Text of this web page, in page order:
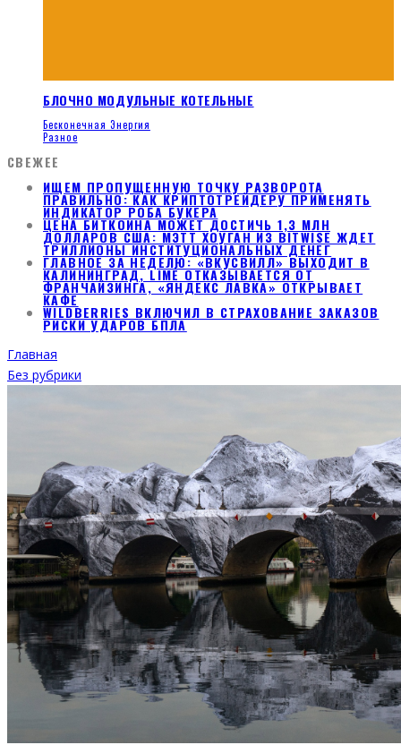
БЛОЧНО МОДУЛЬНЫЕ КОТЕЛЬНЫЕ
Бесконечная Энергия
Разное
СВЕЖЕЕ
ИЩЕМ ПРОПУЩЕННУЮ ТОЧКУ РАЗВОРОТА
ПРАВИЛЬНО: КАК КРИПТОТРЕЙДЕРУ ПРИМЕНЯТЬ
ИНДИКАТОР РОБА БУКЕРА
ЦЕНА БИТКОИНА МОЖЕТ ДОСТИЧЬ 1,3 МЛН
ДОЛЛАРОВ США: МЭТТ ХОУГАН ИЗ BITWISE ЖДЕТ
ТРИЛЛИОНЫ ИНСТИТУЦИОНАЛЬНЫХ ДЕНЕГ
ГЛАВНОЕ ЗА НЕДЕЛЮ: «ВКУСВИЛЛ» ВЫХОДИТ В
КАЛИНИНГРАД, LIMÉ ОТКАЗЫВАЕТСЯ ОТ
ФРАНЧАЙЗИНГА, «ЯНДЕКС ЛАВКА» ОТКРЫВАЕТ
КАФЕ
WILDBERRIES ВКЛЮЧИЛ В СТРАХОВАНИЕ ЗАКАЗОВ
РИСКИ УДАРОВ БПЛА
Главная
Без рубрики